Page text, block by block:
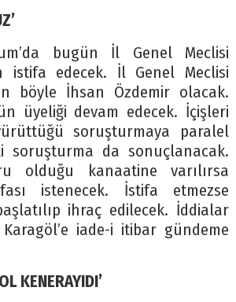
bugün İl Genel Meclisi
istifa edecek. İl Genel Meclisi
böyle İhsan Özdemir olacak.
üyeliği devam edecek. İçişleri
yürüttüğü soruşturmaya paralel
soruşturma da sonuçlanacak.
olduğu kanaatine varılırsa
istenecek. İstifa etmezse
ihraç edilecek. İddialar
Karagöl’e iade-i itibar gündeme
KENERAYIDI’